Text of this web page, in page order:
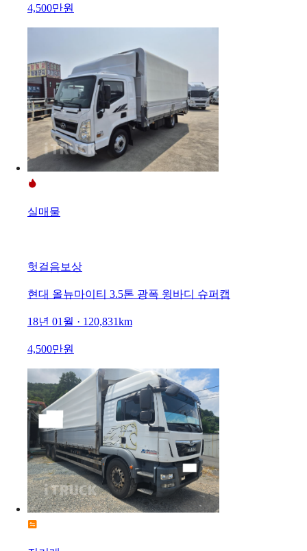
4,500만원
실매물
헛걸음보상
현대 올뉴마이티 3.5톤 광폭 윙바디 슈퍼캡
18년 01월 · 120,831km
4,500만원